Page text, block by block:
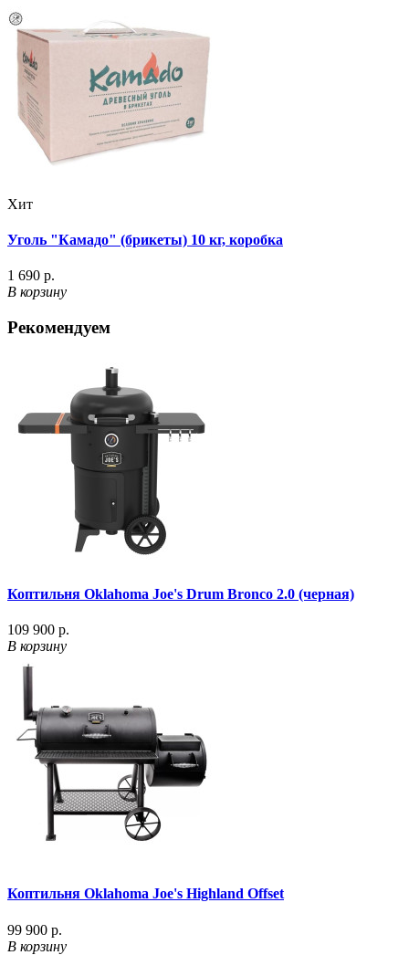
Хит
Уголь "Камадо" (брикеты) 10 кг, коробка
1 690 р.
В корзину
Рекомендуем
Коптильня Oklahoma Joe's Drum Bronco 2.0 (черная)
109 900 р.
В корзину
Коптильня Oklahoma Joe's Highland Offset
99 900 р.
В корзину